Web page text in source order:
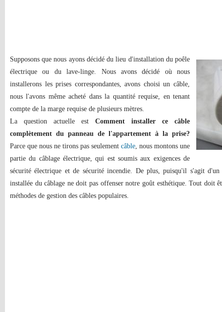
Supposons que nous ayons décidé du lieu d'installation du poêle
électrique ou du lave-linge. Nous avons décidé où nous
installerons les prises correspondantes, avons choisi un câble,
nous l'avons même acheté dans la quantité requise, en tenant
compte de la marge requise de plusieurs mètres.
La question actuelle est Comment installer ce câble
complètement du panneau de l'appartement à la prise?
Parce que nous ne tirons pas seulement câble, nous montons une
partie du câblage électrique, qui est soumis aux exigences de
sécurité électrique et de sécurité incendie. De plus, puisqu'il s'agit
installée du câblage ne doit pas offenser notre goût esthétique. Tout doit
méthodes de gestion des câbles populaires.